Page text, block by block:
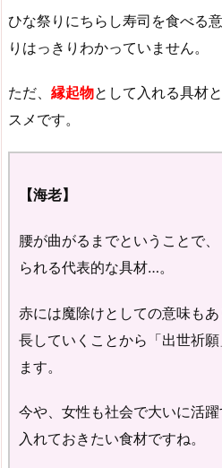
ひな祭りにちらし寿司を食べる
りはっきりわかっていません。
ただ、 縁起物として入れる具材
スメです。
【海老】
腰が曲がるまでということで
られる代表的な具材…。
赤には魔除けとしての意味も
長していくことから「出世祈
ます。
今や、女性も社会で大いに活
入れておきたい食材ですね。